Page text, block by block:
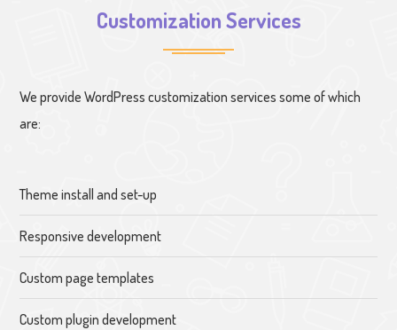
Customization Services
We provide WordPress customization services some of which
are:
Theme install and set-up
Responsive development
Custom page templates
Custom plugin development